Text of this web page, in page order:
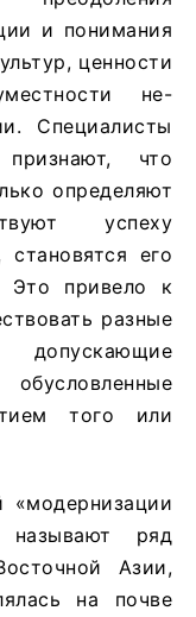
и понимания
ценности
не-
Специалисты
что
определяют
успеху
становятся его
Это привело к
разные
допускающие
того или
«модернизации
называют ряд
Азии,
на почве